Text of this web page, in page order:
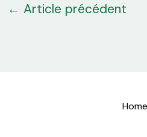
← Article précédent
Home